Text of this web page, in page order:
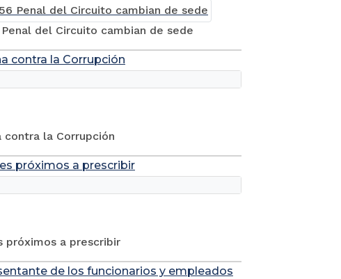
del Circuito cambian de sede
contra la Corrupción
contra la Corrupción
próximos a prescribir
próximos a prescribir
de los funcionarios y empleados